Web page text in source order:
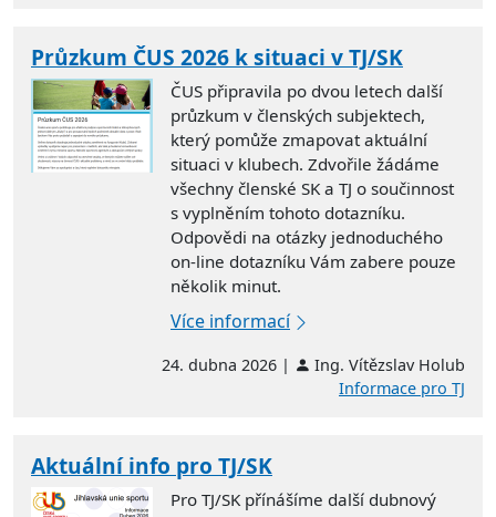
Průzkum ČUS 2026 k situaci v TJ/SK
ČUS připravila po dvou letech další
průzkum v členských subjektech,
který pomůže zmapovat aktuální
situaci v klubech. Zdvořile žádáme
všechny členské SK a TJ o součinnost
s vyplněním tohoto dotazníku.
Odpovědi na otázky jednoduchého
on-line dotazníku Vám zabere pouze
několik minut.
Více informací
24. dubna 2026 |
Ing. Vítězslav Holub
Informace pro TJ
Aktuální info pro TJ/SK
Pro TJ/SK přínášíme další dubnový